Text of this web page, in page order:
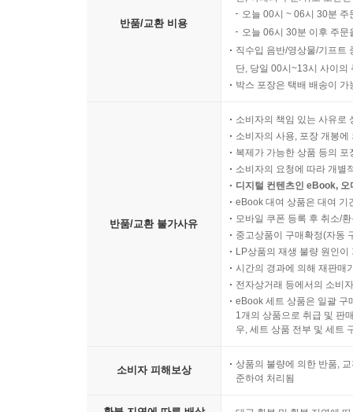
반품/교환 비용
오늘 00시 ~ 06시 30분
오늘 06시 30분 이후 주
직수입 음반/영상물/기프트
단, 당일 00시~13시 사이의
박스 포장은 택배 배송이
반품/교환 불가사유
소비자의 책임 있는 사유로
소비자의 사용, 포장 개봉
복제가 가능한 상품 등의
소비자의 요청에 따라 개별
디지털 컨텐츠인 eBook,
eBook 대여 상품은 대여 기
모바일 쿠폰 등록 후 취소/
중고상품이 구매확정(자동
LP상품의 재생 불량 원인
시간의 경과에 의해 재판매
전자상거래 등에서의 소비
eBook 세트 상품은 일괄 구
1개의 상품으로 취급 및 판
우, 세트 상품 전부 및 세트
소비자 피해보상
상품의 불량에 의한 반품,
준하여 처리됨